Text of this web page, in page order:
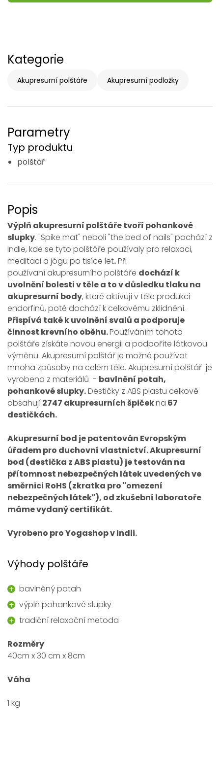
Kategorie
Akupresurní polštáře Akupresurní podložky
Parametry
Typ produktu
polštář
Popis
Výplň akupresurní polštáře tvoří pohankové
slupky. "Spike mat" neboli "the bed of nails" pochází z
Indie, kde se tyto polštáře používaly pro relaxaci,
meditaci a jógu po tisíce let.Při
používaní akupresurního polštáře dochází k
uvolnění bolesti v těle a to v důsledku tlaku na
akupresurní body, které aktivují v těle produkci
endorfinů, poté dochází k celkovému zklidnění.
Přispívá také k uvolnění svalů a podporuje
činnost krevního oběhu.Používáním tohoto
polštáře získáte novou energii a podpoříte látkovou
výměnu. Akupresurní polštář je možné používat
mnoha způsoby na celém těle. Akupresurní polštář je
vyrobena z materiálů - bavlnění potah,
pohankové slupky.Destičky z ABS plastu celkově
obsahují2747 akupresurních špičekna 67
destičkách.
Akupresurní bod je patentován Evropským
úřadem pro duchovní vlastnictví. Akupresurní
bod (destička z ABS plastu) je testován na
přítomnost nebezpečných látek uvedených ve
směrnici RoHS (zkratka pro "omezení
nebezpečných látek"), od zkušební laboratoře
máme vydaný certifikát.
Vyrobeno pro Yogashop v Indii.
Výhody polštáře
bavlněný potah
výplň pohankové slupky
tradiční relaxační metoda
Rozměry
40cm x 30 cm x 8cm
Váha
1 kg